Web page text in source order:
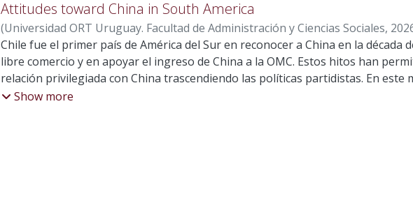
mercado y consolidar una marca con mayor capacidad de diferenciación y
el discurso mantiene un núcleo estable centrado en esos principios. La
dispositivo fundamental para transmitir y resignificar la memoria colectiva en
Attitudes toward China in South America
(Universidad ORT Uruguay. Facultad de Administración y Ciencias Sociales,
Luciano
Chile fue el primer país de América del Sur en reconocer a China en la década
libre comercio y en apoyar el ingreso de China a la OMC. Estos hitos han
relación privilegiada con China trascendiendo las políticas partidistas. En este
relación se refleja en cómo la opinión pública chilena percibe a China y en las
Show more